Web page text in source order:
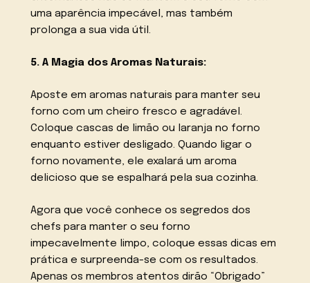
uma aparência impecável, mas também
prolonga a sua vida útil.
5. A Magia dos Aromas Naturais:
Aposte em aromas naturais para manter seu
forno com um cheiro fresco e agradável.
Coloque cascas de limão ou laranja no forno
enquanto estiver desligado. Quando ligar o
forno novamente, ele exalará um aroma
delicioso que se espalhará pela sua cozinha.
Agora que você conhece os segredos dos
chefs para manter o seu forno
impecavelmente limpo, coloque essas dicas em
prática e surpreenda-se com os resultados.
Apenas os membros atentos dirão “Obrigado”